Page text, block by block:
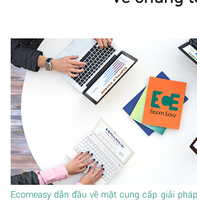
Ecomeasy dẫn đầu về mặt cung cấp giải